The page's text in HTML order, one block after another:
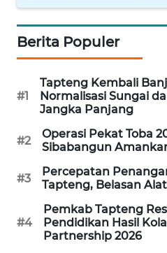
Berita Populer
#1
Tapteng Kembali
Normalisasi Sungai
Jangka Panjang
#2
Operasi Pekat Toba
Sibabangun
#3
Percepatan
Tapteng, Belasan
#4
Pemkab Tapteng
Pendidikan Hasil
Partnership 2026
WN
JATIM
WN
BALI
WN
KALBAR
WN
KALTENG
WN
KALTARA